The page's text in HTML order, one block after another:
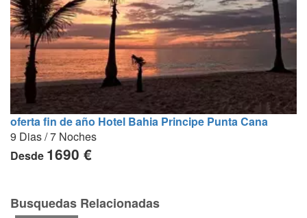
oferta fin de año Hotel Bahia Principe Punta Cana
9 Dias / 7 Noches
Desde 1690 €
Busquedas Relacionadas